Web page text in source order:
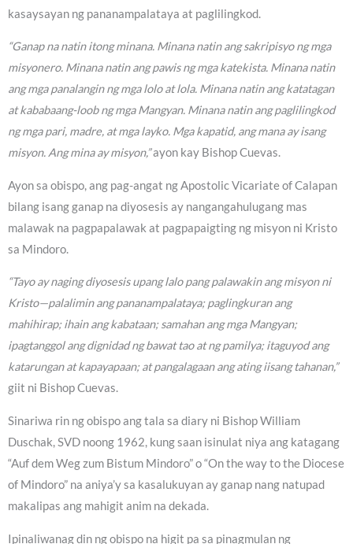
kasaysayan ng pananampalataya at paglilingkod.
“Ganap na natin itong minana. Minana natin ang sakripisyo ng mga
misyonero. Minana natin ang pawis ng mga katekista. Minana natin
ang mga panalangin ng mga lolo at lola. Minana natin ang katatagan
at kababaang-loob ng mga Mangyan. Minana natin ang paglilingkod
ng mga pari, madre, at mga layko. Mga kapatid, ang mana ay isang
misyon. Ang mina ay misyon,”ayon kay Bishop Cuevas.
Ayon sa obispo, ang pag-angat ng Apostolic Vicariate of Calapan
bilang isang ganap na diyosesis ay nangangahulugang mas
malawak na pagpapalawak at pagpapaigting ng misyon ni Kristo
sa Mindoro.
“Tayo ay naging diyosesis upang lalo pang palawakin ang misyon ni
Kristo—palalimin ang pananampalataya; paglingkuran ang
mahihirap; ihain ang kabataan; samahan ang mga Mangyan;
ipagtanggol ang dignidad ng bawat tao at ng pamilya; itaguyod ang
katarungan at kapayapaan; at pangalagaan ang ating iisang tahanan,”
giit ni Bishop Cuevas.
Sinariwa rin ng obispo ang tala sa diary ni Bishop William
Duschak, SVD noong 1962, kung saan isinulat niya ang katagang
“Auf dem Weg zum Bistum Mindoro” o “On the way to the Diocese
of Mindoro” na aniya’y sa kasalukuyan ay ganap nang natupad
makalipas ang mahigit anim na dekada.
Ipinaliwanag din ng obispo na higit pa sa pinagmulan ng